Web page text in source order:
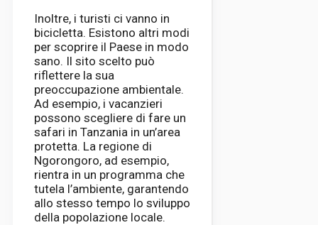
Inoltre, i turisti ci vanno in
bicicletta. Esistono altri modi
per scoprire il Paese in modo
sano. Il sito scelto può
riflettere la sua
preoccupazione ambientale.
Ad esempio, i vacanzieri
possono scegliere di fare un
safari in Tanzania in un’area
protetta. La regione di
Ngorongoro, ad esempio,
rientra in un programma che
tutela l’ambiente, garantendo
allo stesso tempo lo sviluppo
della popolazione locale.